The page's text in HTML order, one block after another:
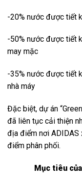
-20% nước được tiết
-50% nước được tiết
may mặc
-35% nước được tiết
nhà máy
Đặc biệt, dự án
đã liên tục cải thiện
địa điểm nơi ADIDAS
điểm phân phối.
Mục tiêu